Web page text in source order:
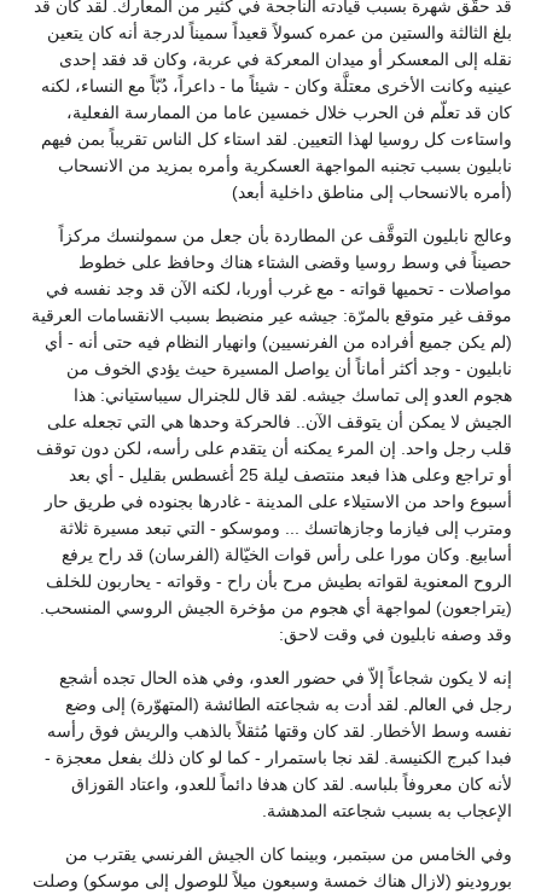
قد حقَّق شهرة بسبب قيادته الناجحة في كثير من المعارك. لقد كان قد
بلغ الثالثة والستين من عمره كسولاً قعيداً سميناً لدرجة أنه كان يتعين
نقله إلى المعسكر أو ميدان المعركة في عربة، وكان قد فقد إحدى
عينيه وكانت الأخرى معتلَّة وكان - شيئاً ما - داعراً، دُبّاً مع النساء، لكنه
كان قد تعلّم فن الحرب خلال خمسين عاما من الممارسة الفعلية،
واستاءت كل روسيا لهذا التعيين. لقد استاء كل الناس تقريباً بمن فيهم
نابليون بسبب تجنبه المواجهة العسكرية وأمره بمزيد من الانسحاب
(أمره بالانسحاب إلى مناطق داخلية أبعد)
وعالج نابليون التوقَّف عن المطاردة بأن جعل من سمولنسك مركزاً
حصيناً في وسط روسيا وقضى الشتاء هناك وحافظ على خطوط
مواصلات - تحميها قواته - مع غرب أوربا، لكنه الآن قد وجد نفسه في
موقف غير متوقع بالمرّة: جيشه عير منضبط بسبب الانقسامات العرقية
(لم يكن جميع أفراده من الفرنسيين) وانهيار النظام فيه حتى أنه - أي
نابليون - وجد أكثر أماناً أن يواصل المسيرة حيث يؤدي الخوف من
هجوم العدو إلى تماسك جيشه. لقد قال للجنرال سيباستياني: هذا
الجيش لا يمكن أن يتوقف الآن.. فالحركة وحدها هي التي تجعله على
قلب رجل واحد. إن المرء يمكنه أن يتقدم على رأسه، لكن دون توقف
أو تراجع وعلى هذا فبعد منتصف ليلة 25 أغسطس بقليل - أي بعد
أسبوع واحد من الاستيلاء على المدينة - غادرها بجنوده في طريق حار
ومترب إلى فيازما وجازهاتسك ... وموسكو - التي تبعد مسيرة ثلاثة
أسابيع. وكان مورا على رأس قوات الخيّالة (الفرسان) قد راح يرفع
الروح المعنوية لقواته بطيش مرح بأن راح - وقواته - يحاربون للخلف
(يتراجعون) لمواجهة أي هجوم من مؤخرة الجيش الروسي المنسحب.
وقد وصفه نابليون في وقت لاحق:
إنه لا يكون شجاعاً إلاّ في حضور العدو، وفي هذه الحال تجده أشجع
رجل في العالم. لقد أدت به شجاعته الطائشة (المتهوّرة) إلى وضع
نفسه وسط الأخطار. لقد كان وقتها مُثقلاً بالذهب والريش فوق رأسه
فبدا كبرج الكنيسة. لقد نجا باستمرار - كما لو كان ذلك بفعل معجزة -
لأنه كان معروفاً بلباسه. لقد كان هدفا دائماً للعدو، واعتاد القوزاق
الإعجاب به بسبب شجاعته المدهشة.
وفي الخامس من سبتمبر، وبينما كان الجيش الفرنسي يقترب من
بورودينو (لازال هناك خمسة وسبعون ميلاً للوصول إلى موسكو) وصلت